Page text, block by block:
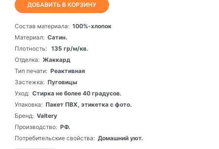
ДОБАВИТЬ В КОРЗИНУ
Состав материала: 100%-хлопок
Материал: Сатин.
Плотность: 135 гр/м/кв.
Отделка: Жаккард
Тип печати: Реактивная
Застежка: Пуговицы
Уход: Стирка не более 40 градусов.
Упаковка: Пакет ПВХ, этикетка с фото.
Бренд: Valtery
Производство: РФ.
Потребительские свойства: Домашний уют.